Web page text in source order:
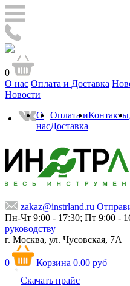
0
О нас Оплата и Доставка
Новости
О
нас
Оплата и
Доставка
Контакты
zakaz@instrland.ru
Пн-Чт 9:00 - 17:30; Пт 9:00 -
руководству
г. Москва, ул. Чусовская, 7А
0 Корзина 0.00 руб
Скачать прайс